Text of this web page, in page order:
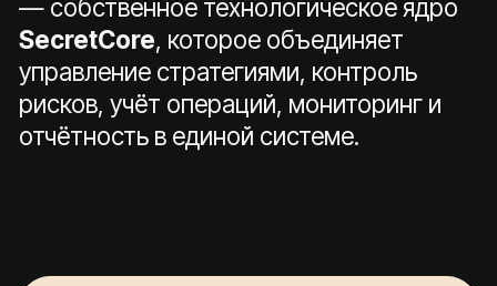
Playfair Display
Regular
Inter Tight